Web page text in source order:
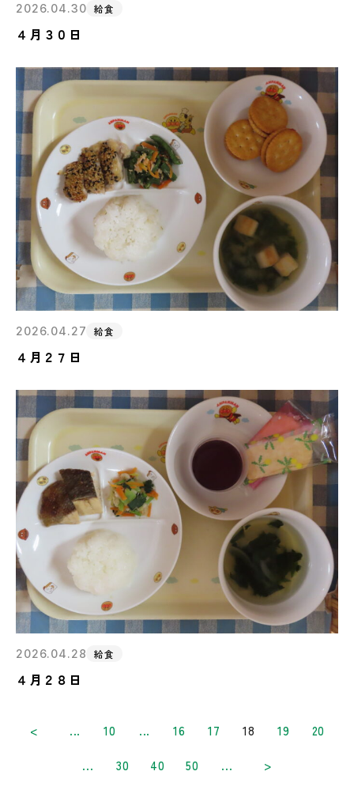
2026.04.30 給食
４月３０日
2026.04.27 給食
４月２７日
2026.04.28 給食
４月２８日
< ... 10 ... 16 17 18 19 20
... 30 40 50 ... >